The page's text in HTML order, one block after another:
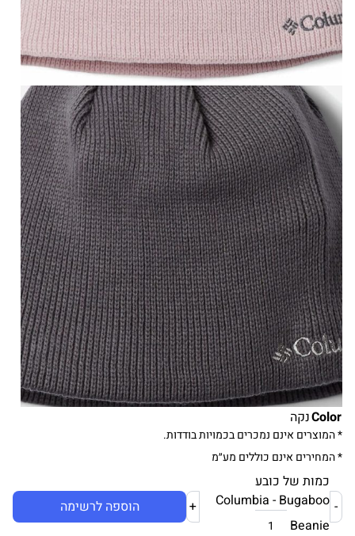
Colorנקה
* המוצרים אינם נמכרים בכמויות בודדות.
* המחירים אינם כוללים מע״מ
כמות של כובע
Columbia - Bugaboo
Beanie
הוספה לרשימה